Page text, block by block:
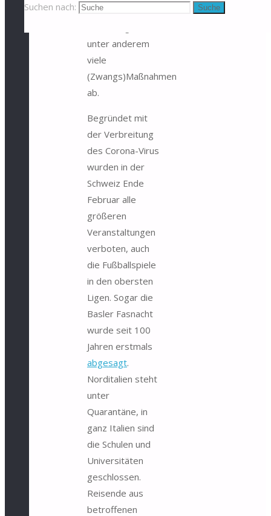
Suchen nach: Suche
auf das Cornoa-
unter anderem
viele
(Zwangs)Maßnahmen
ab.
Begründet mit
der Verbreitung
des Corona-Virus
wurden in der
Schweiz Ende
Februar alle
größeren
Veranstaltungen
verboten, auch
die Fußballspiele
in den obersten
Ligen. Sogar die
Basler Fasnacht
wurde seit 100
Jahren erstmals
abgesagt.
Norditalien steht
unter
Quarantäne, in
ganz Italien sind
die Schulen und
Universitäten
geschlossen.
Reisende aus
betroffenen